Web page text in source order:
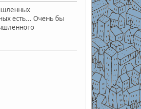
есть... Очень бы